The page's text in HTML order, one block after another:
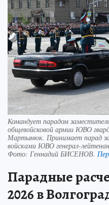
Командует парадом
общевойсковой армии ЮВО
Мартынюк. Принимает парад
войсками ЮВО генерал-
Фото: Геннадий БИСЕНОВ.
Парадные
2026 в